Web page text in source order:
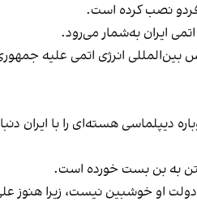
فردو نصب کرده است.
واکنشی است به قطعنامه‌ پنجم ژوئن (۱۶خرداد) شورای حکام آژانس بین‌المللی
دیپلماسی هسته‌ای را با ایران
به بن بست خورده است.
او خوشبین نیست، زیرا هنوز